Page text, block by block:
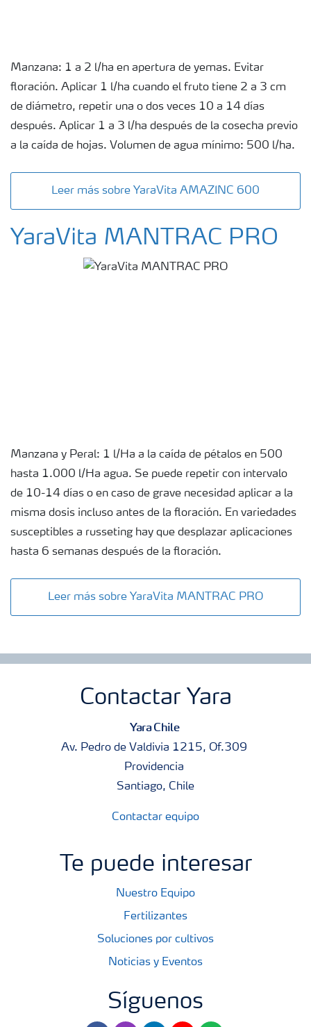
Manzana: 1 a 2 l/ha en apertura de yemas. Evitar
floración. Aplicar 1 l/ha cuando el fruto tiene 2 a 3 cm
de diámetro, repetir una o dos veces 10 a 14 días
después. Aplicar 1 a 3 l/ha después de la cosecha previo
a la caída de hojas. Volumen de agua mínimo: 500 l/ha.
Leer más sobre YaraVita AMAZINC 600
YaraVita MANTRAC PRO
Manzana y Peral: 1 l/Ha a la caída de pétalos en 500
hasta 1.000 l/Ha agua. Se puede repetir con intervalo
de 10-14 días o en caso de grave necesidad aplicar a la
misma dosis incluso antes de la floración. En variedades
susceptibles a russeting hay que desplazar aplicaciones
hasta 6 semanas después de la floración.
Leer más sobre YaraVita MANTRAC PRO
Contactar Yara
Yara Chile
Av. Pedro de Valdivia 1215, Of.309
Providencia
Santiago, Chile
Contactar equipo
Te puede interesar
Nuestro Equipo
Fertilizantes
Soluciones por cultivos
Noticias y Eventos
Síguenos